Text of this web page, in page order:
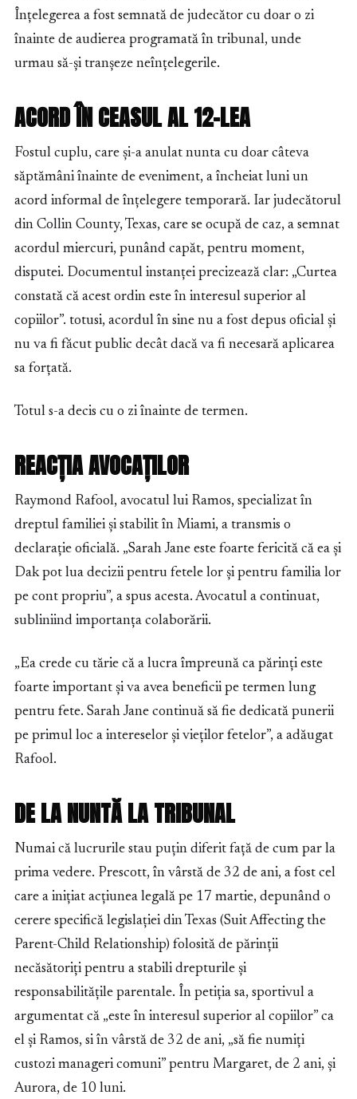
Înțelegerea a fost semnată de judecător cu doar o zi
înainte de audierea programată în tribunal, unde
urmau să-și tranșeze neînțelegerile.
ACORD ÎN CEASUL AL 12-LEA
Fostul cuplu, care și-a anulat nunta cu doar câteva
săptămâni înainte de eveniment, a încheiat luni un
acord informal de înțelegere temporară. Iar judecătorul
din Collin County, Texas, care se ocupă de caz, a semnat
acordul miercuri, punând capăt, pentru moment,
disputei. Documentul instanței precizează clar: „Curtea
constată că acest ordin este în interesul superior al
copiilor”. totusi, acordul în sine nu a fost depus oficial și
nu va fi făcut public decât dacă va fi necesară aplicarea
sa forțată.
Totul s-a decis cu o zi înainte de termen.
REACȚIA AVOCAȚILOR
Raymond Rafool, avocatul lui Ramos, specializat în
dreptul familiei și stabilit în Miami, a transmis o
declarație oficială. „Sarah Jane este foarte fericită că ea și
Dak pot lua decizii pentru fetele lor și pentru familia lor
pe cont propriu”, a spus acesta. Avocatul a continuat,
subliniind importanța colaborării.
„Ea crede cu tărie că a lucra împreună ca părinți este
foarte important și va avea beneficii pe termen lung
pentru fete. Sarah Jane continuă să fie dedicată punerii
pe primul loc a intereselor și vieților fetelor”, a adăugat
Rafool.
DE LA NUNTĂ LA TRIBUNAL
Numai că lucrurile stau puțin diferit față de cum par la
prima vedere. Prescott, în vârstă de 32 de ani, a fost cel
care a inițiat acțiunea legală pe 17 martie, depunând o
cerere specifică legislației din Texas (Suit Affecting the
Parent-Child Relationship) folosită de părinții
necăsătoriți pentru a stabili drepturile și
responsabilitățile parentale. În petiția sa, sportivul a
argumentat că „este în interesul superior al copiilor” ca
el și Ramos, si în vârstă de 32 de ani, „să fie numiți
custozi manageri comuni” pentru Margaret, de 2 ani, și
Aurora, de 10 luni.